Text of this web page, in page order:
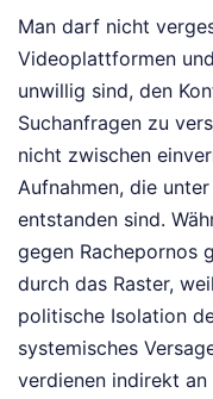
Man darf nicht
Videoplattformen
unwillig sind, den
Suchanfragen zu
nicht zwischen
Aufnahmen, die
entstanden sind.
gegen Rachepornos
durch das Raster,
politische Isolation
systemisches
verdienen indirekt